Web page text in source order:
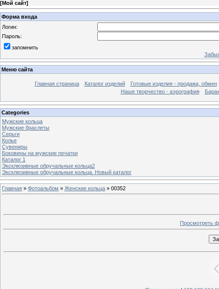
[Мой сайт]
Форма входа
Логин:
Пароль:
запомнить
Меню сайта
Главная страница Каталог изделий
Готовые изделия - продажа, обмен
Наше творчество - аэрография
Categories
Мужские кольца
Мужские браслеты
Серьги
Колье
Сувениры
Боковины на мужские печатки
Каталог 1
Эксклюзивные обручальные кольца2
Эксклюзивные обручальные кольца. Новый каталог
Главная » Фотоальбом » Женские кольца » 00352
Просмотреть